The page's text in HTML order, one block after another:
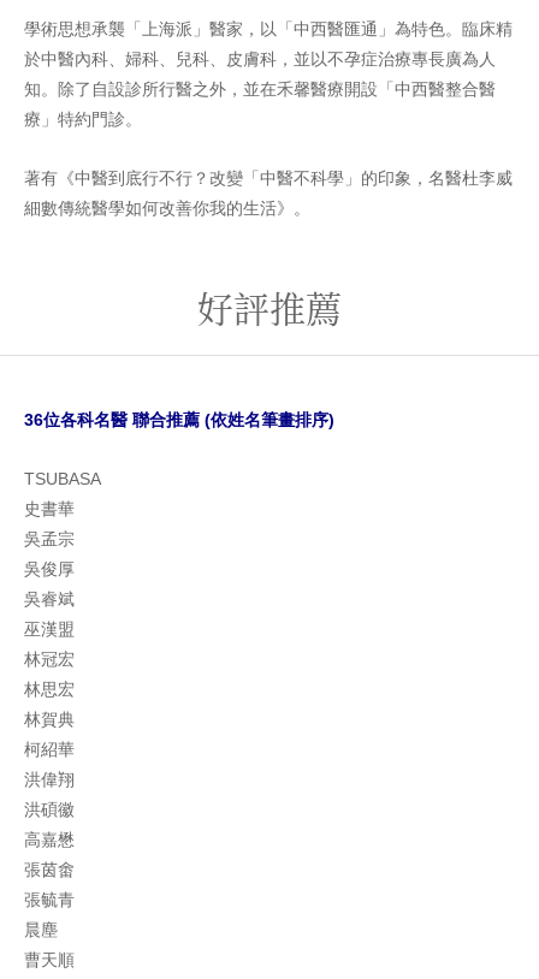
學術思想承襲「上海派」醫家，以「中西醫匯通」為特色。臨床精
於中醫內科、婦科、兒科、皮膚科，並以不孕症治療專長廣為人
知。除了自設診所行醫之外，並在禾馨醫療開設「中西醫整合醫
療」特約門診。
著有《中醫到底行不行？改變「中醫不科學」的印象，名醫杜李威
細數傳統醫學如何改善你我的生活》。
好評推薦
36位各科名醫 聯合推薦 (依姓名筆畫排序)
TSUBASA
史書華
吳孟宗
吳俊厚
吳睿斌
巫漢盟
林冠宏
林思宏
林賀典
柯紹華
洪偉翔
洪碩徽
高嘉懋
張茵畬
張毓青
晨塵
曹天順